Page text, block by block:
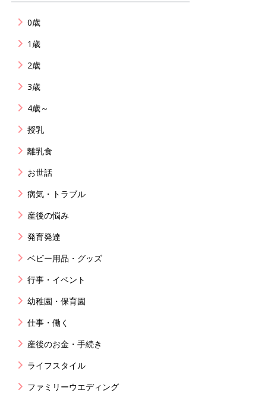
0歳
1歳
2歳
3歳
4歳～
授乳
離乳食
お世話
病気・トラブル
産後の悩み
発育発達
ベビー用品・グッズ
行事・イベント
幼稚園・保育園
仕事・働く
産後のお金・手続き
ライフスタイル
ファミリーウエディング